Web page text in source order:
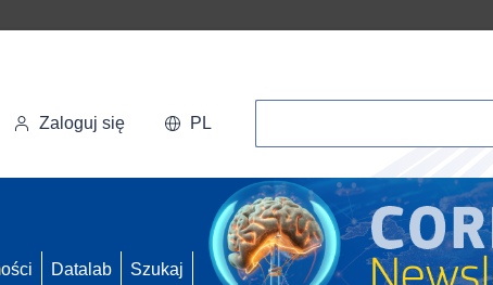
Zaloguj się PL
Datalab Szukaj